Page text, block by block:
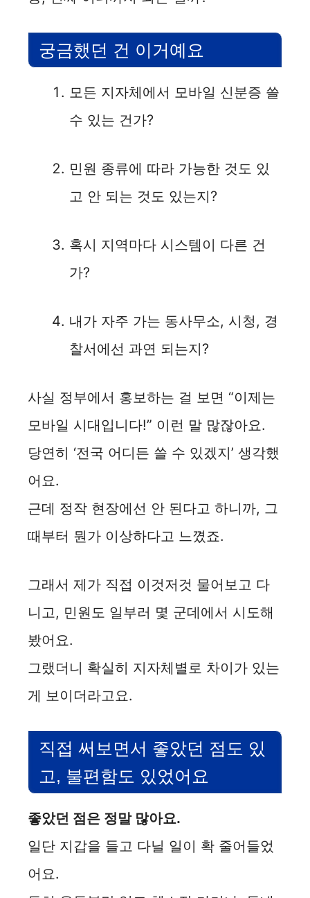
궁금했던 건 이거예요
모든 지자체에서 모바일 신분증 쓸
수 있는 건가?
민원 종류에 따라 가능한 것도 있
고 안 되는 것도 있는지?
혹시 지역마다 시스템이 다른 건
가?
내가 자주 가는 동사무소, 시청, 경
찰서에선 과연 되는지?
사실 정부에서 홍보하는 걸 보면 “이제는
모바일 시대입니다!” 이런 말 많잖아요.
당연히 ‘전국 어디든 쓸 수 있겠지’ 생각했
어요.
근데 정작 현장에선 안 된다고 하니까, 그
때부터 뭔가 이상하다고 느꼈죠.
그래서 제가 직접 이것저것 물어보고 다
니고, 민원도 일부러 몇 군데에서 시도해
봤어요.
그랬더니 확실히 지자체별로 차이가 있는
게 보이더라고요.
직접 써보면서 좋았던 점도 있
고, 불편함도 있었어요
좋았던 점은 정말 많아요.
일단 지갑을 들고 다닐 일이 확 줄어들었
어요.